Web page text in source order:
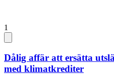
1
Dålig affär att ersätta
med klimatkrediter